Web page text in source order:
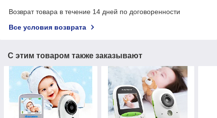
Возврат товара в течение 14 дней по договоренности
Все условия возврата
С этим товаром также заказывают